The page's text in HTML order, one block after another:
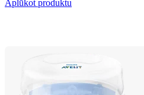
Aplūkot produktu